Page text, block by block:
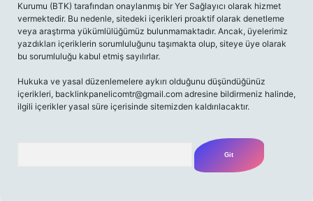
Kurumu (BTK) tarafından onaylanmış bir Yer Sağlayıcı olarak hizmet
vermektedir. Bu nedenle, sitedeki içerikleri proaktif olarak denetleme
veya araştırma yükümlülüğümüz bulunmamaktadır. Ancak, üyelerimiz
yazdıkları içeriklerin sorumluluğunu taşımakta olup, siteye üye olarak
bu sorumluluğu kabul etmiş sayılırlar.
Hukuka ve yasal düzenlemelere aykırı olduğunu düşündüğünüz
içerikleri, backlinkpanelicomtr@gmail.com adresine bildirmeniz halinde,
ilgili içerikler yasal süre içerisinde sitemizden kaldırılacaktır.